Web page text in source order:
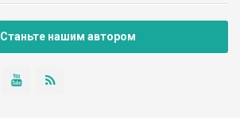
Станьте нашим автором